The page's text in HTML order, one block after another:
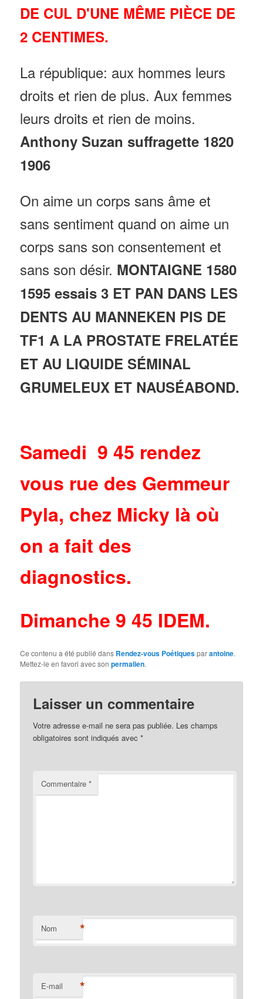
DE CUL D'UNE MÊME PIÈCE DE
2 CENTIMES.
La république: aux hommes leurs
droits et rien de plus. Aux femmes
leurs droits et rien de moins.
Anthony Suzan suffragette 1820
1906
On aime un corps sans âme et
sans sentiment quand on aime un
corps sans son consentement et
sans son désir. MONTAIGNE 1580
1595 essais 3 ET PAN DANS LES
DENTS AU MANNEKEN PIS DE
TF1 A LA PROSTATE FRELATÉE
ET AU LIQUIDE SÉMINAL
GRUMELEUX ET NAUSÉABOND.
Samedi 9 45 rendez
vous rue des Gemmeur
Pyla, chez Micky là où
on a fait des
diagnostics.
Dimanche 9 45 IDEM.
Ce contenu a été publié dans Rendez-vous Poétiquesparantoine.
Mettez-le en favori avec sonpermalien.
Laisser un commentaire
Votre adresse e-mail ne sera pas publiée. Les champs
obligatoires sont indiqués avec*
Commentaire*
Nom *
E-mail *